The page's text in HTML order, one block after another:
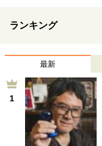
ランキング
最新
1